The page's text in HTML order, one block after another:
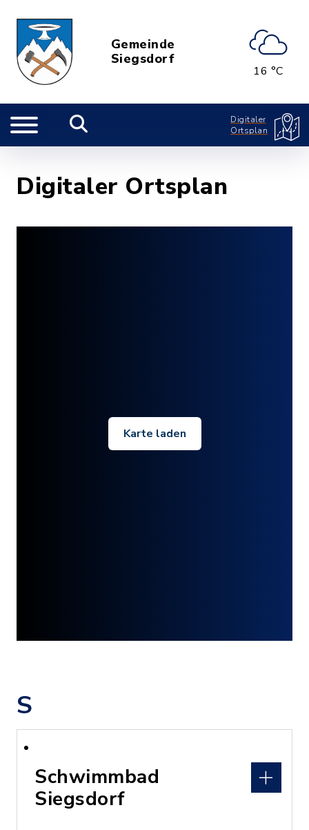
Gemeinde
Siegsdorf
16 °C
Digitaler
Ortsplan
Digitaler Ortsplan
Karte laden
S
Schwimmbad
Siegsdorf